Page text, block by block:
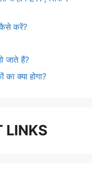
करें?
जाते हैं?
क्या होगा?
LINKS